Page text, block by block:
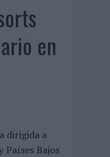
en
dirigida a
Países Bajos